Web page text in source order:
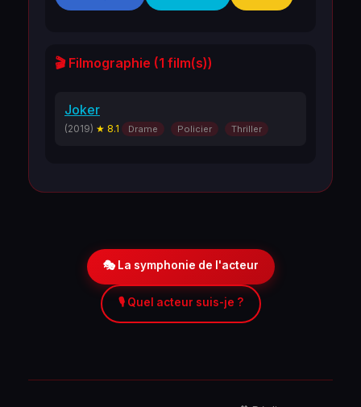
🎬 Filmographie (1 film(s))
Joker
(2019) ★ 8.1 Drame Policier Thriller
🎭 La symphonie de l'acteur
🎙️ Quel acteur suis-je ?